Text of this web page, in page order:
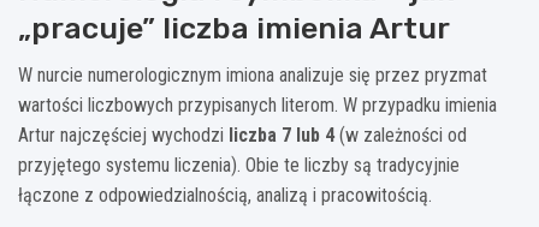
„pracuje” liczba imienia Artur
W nurcie numerologicznym imiona analizuje się przez pryzmat
wartości liczbowych przypisanych literom. W przypadku imienia
Artur najczęściej wychodzi liczba 7 lub 4(w zależności od
przyjętego systemu liczenia). Obie te liczby są tradycyjnie
łączone z odpowiedzialnością, analizą i pracowitością.